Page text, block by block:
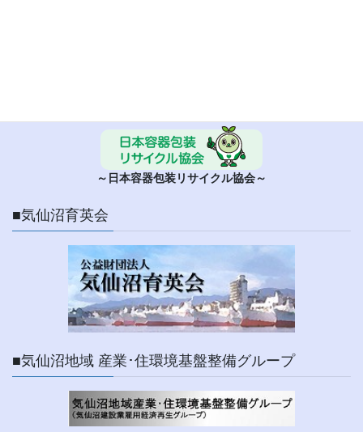
～日本容器包装リサイクル協会～
■気仙沼育英会
■気仙沼地域 産業･住環境基盤整備グループ